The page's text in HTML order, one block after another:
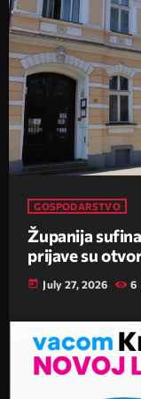
GOSPODARSTVO
Županija
prijave su
today July 27, 2026 6